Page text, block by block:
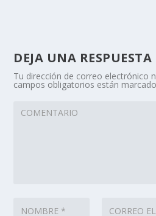
DEJA UNA RESPUESTA
Tu dirección de correo electrónico
campos obligatorios están